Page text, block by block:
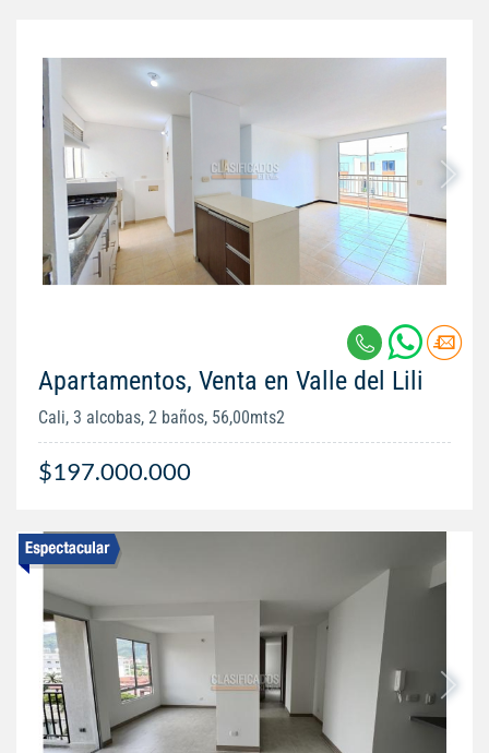
Apartamentos, Venta en Valle del Lili
Cali, 3 alcobas, 2 baños, 56,00mts2
$197.000.000